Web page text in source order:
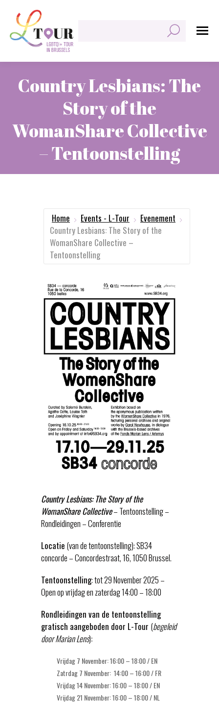
Country Lesbians: The
Story of the
WomanShare Collective
– Tentoonstelling
Home Events - L-Tour
Evenement
Country Lesbians: The Story of the
WomanShare Collective –
Tentoonstelling
Country Lesbians: The Story of the
WomanShare Collective– Tentoonstelling –
Rondleidingen – Conferentie
Locatie (van de tentoonstelling): SB34
concorde – Concordestraat, 16, 1050 Brussel.
Tentoonstelling: tot 29 November 2025 –
Open op vrijdag en zaterdag 14:00 – 18:00
Rondleidingen van de tentoonstelling
gratisch aangeboden door L-Tour (begeleid
door Marian Lens):
Vrijdag 7 November: 16:00 – 18:00 / EN
Zatrdag 7 November: 14:00 – 16:00 / FR
Vrijdag 14 November: 16:00 – 18:00 / EN
Vrijdag 21 November: 16:00 – 18:00 / NL